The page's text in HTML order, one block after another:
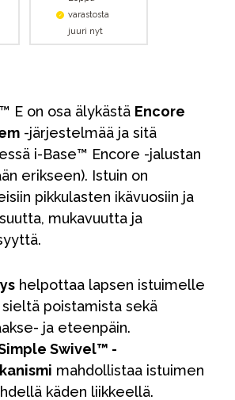
varastosta
juuri nyt
E on osa älykästä Encore
-järjestelmää ja sitä
i-Base™ Encore -jalustan
erikseen). Istuin on
pikkulasten ikävuosiin ja
mukavuutta ja
helpottaa lapsen istuimelle
poistamista sekä
ja eteenpäin.
Swivel™ -
mahdollistaa istuimen
käden liikkeellä.